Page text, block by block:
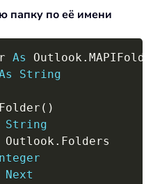
папку по её имени
As Outlook .
String
( )
String
Outlook .
Next
Copy